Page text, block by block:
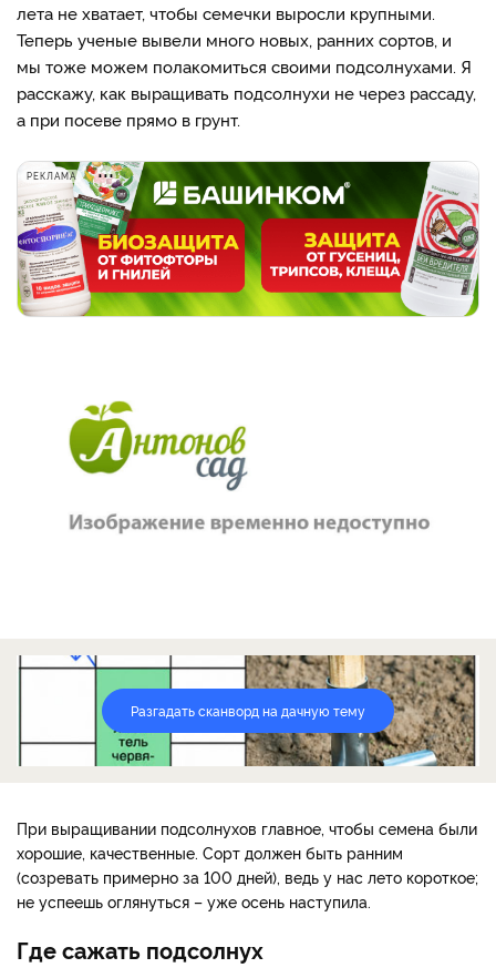
лета не хватает, чтобы семечки выросли крупными.
Теперь ученые вывели много новых, ранних сортов, и
мы тоже можем полакомиться своими подсолнухами. Я
расскажу, как выращивать подсолнухи не через рассаду,
а при посеве прямо в грунт.
РЕКЛАМА
Разгадать сканворд на дачную тему
При выращивании подсолнухов главное, чтобы семена были
хорошие, качественные. Сорт должен быть ранним
(созревать примерно за 100 дней), ведь у нас лето короткое;
не успеешь оглянуться – уже осень наступила.
Где сажать подсолнух